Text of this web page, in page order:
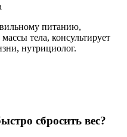
питанию,
тела, консультирует
нутрициолог.
сбросить вес?